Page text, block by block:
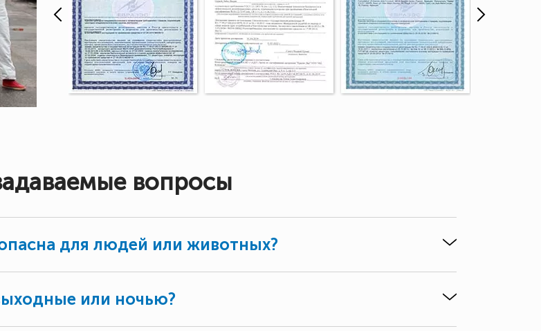
вопросы
для людей или животных?
или ночью?